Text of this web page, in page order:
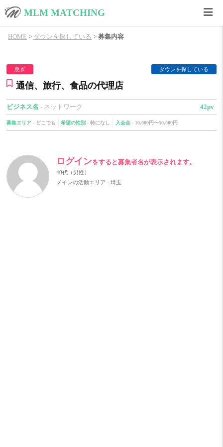
MLM MATCHING
HOME > ダウンを探している > 募集内容
通信、旅行、食品の代理店
ダウンを探している
急ぎ
42pv
ビジネス名 - ネットワーク
募集エリア- どこでも 希望の性別 -特になし 入会金- 10,000円〜50,000円
ログインをすると募集者名が表示されます。
40代（男性）
メインの活動エリア - 埼玉